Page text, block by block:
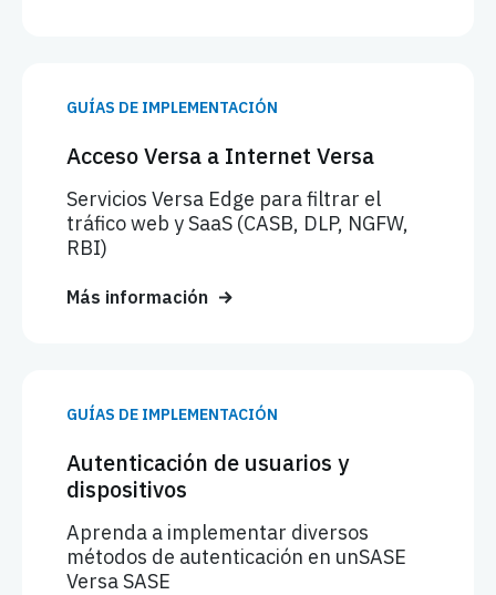
GUÍAS DE IMPLEMENTACIÓN
Acceso Versa a Internet Versa
Servicios Versa Edge para filtrar el
tráfico web y SaaS (CASB, DLP, NGFW,
RBI)
Más información
GUÍAS DE IMPLEMENTACIÓN
Autenticación de usuarios y
dispositivos
Aprenda a implementar diversos
métodos de autenticación en unSASE
Versa SASE